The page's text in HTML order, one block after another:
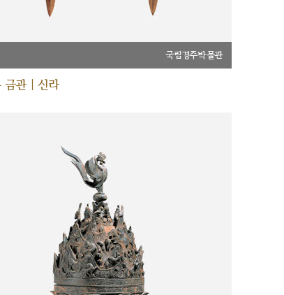
국립경주박물관
금관 | 신라